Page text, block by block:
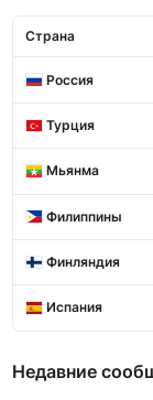
Страна
Россия
Турция
Мьянма
Филиппины
Финляндия
Испания
Недавние